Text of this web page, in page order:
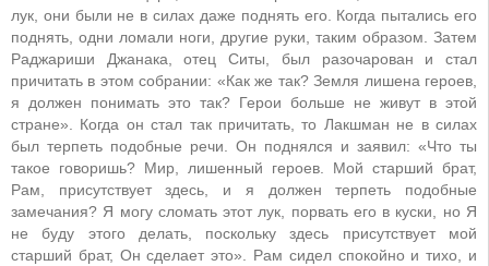
лук, они были не в силах даже поднять его. Когда пытались его
поднять, одни ломали ноги, другие руки, таким образом. Затем
Раджариши Джанака, отец Ситы, был разочарован и стал
причитать в этом собрании: «Как же так? Земля лишена героев,
я должен понимать это так? Герои больше не живут в этой
стране». Когда он стал так причитать, то Лакшман не в силах
был терпеть подобные речи. Он поднялся и заявил: «Что ты
такое говоришь? Мир, лишенный героев. Мой старший брат,
Рам, присутствует здесь, и я должен терпеть подобные
замечания? Я могу сломать этот лук, порвать его в куски, но Я
не буду этого делать, поскольку здесь присутствует мой
старший брат, Он сделает это». Рам сидел спокойно и тихо, и